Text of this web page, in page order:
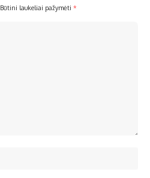
Būtini laukeliai pažymėti *